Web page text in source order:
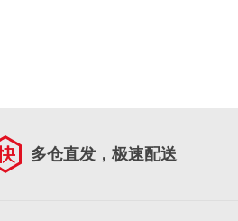
多仓直发，极速配送